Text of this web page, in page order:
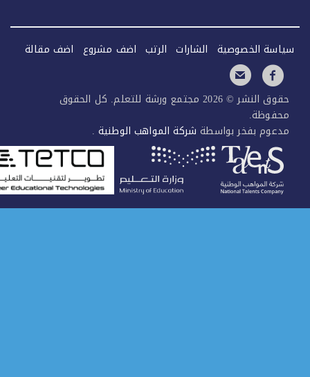
الخصوصية الشارات الرتب اضف مشروع اضف مقالة
حقوق النشر © 2026 مجتمع ورشة للتعلم. كل الحقوق
بفخر بواسطةشركة المواهب الوطنية.